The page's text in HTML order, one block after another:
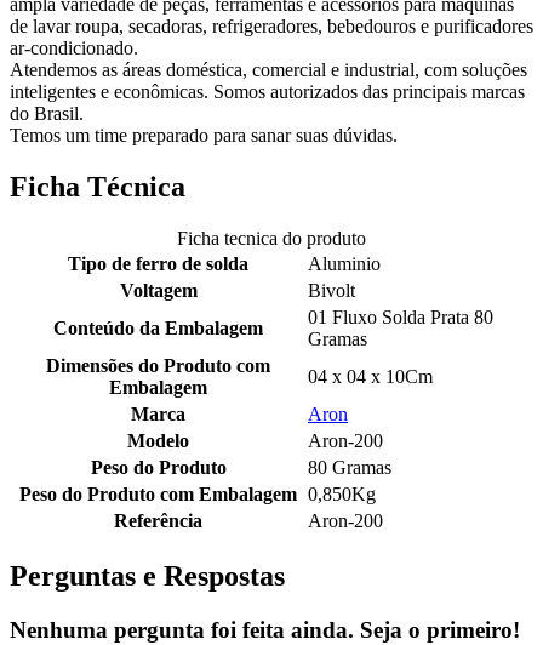
ampla variedade de peças, ferramentas e acessórios para máquinas
de lavar roupa, secadoras, refrigeradores, bebedouros e purificadores
ar-condicionado.
Atendemos as áreas doméstica, comercial e industrial, com soluções
inteligentes e econômicas. Somos autorizados das principais marcas
do Brasil.
Temos um time preparado para sanar suas dúvidas.
Ficha Técnica
Ficha tecnica do produto
Tipo de ferro de solda
Aluminio
Voltagem
Bivolt
Conteúdo da Embalagem
01 Fluxo Solda Prata 80
Gramas
Dimensões do Produto com
Embalagem
04 x 04 x 10Cm
Marca
Aron
Modelo
Aron-200
Peso do Produto
80 Gramas
Peso do Produto com Embalagem 0,850Kg
Referência
Aron-200
Perguntas e Respostas
Nenhuma pergunta foi feita ainda. Seja o primeiro!